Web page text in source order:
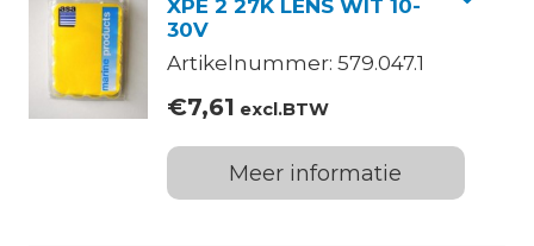
XPE 2 27K LENS WIT 10-
30V
Artikelnummer: 579.047.1
€7,61 excl.BTW
Meer informatie